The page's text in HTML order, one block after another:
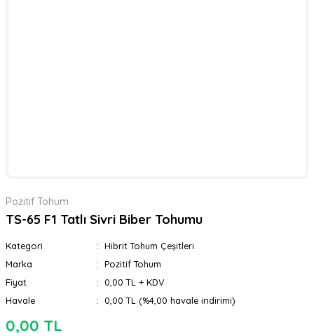
Pozitif Tohum
TS-65 F1 Tatlı Sivri Biber Tohumu
Kategori
Hibrit Tohum Çeşitleri
Marka
Pozitif Tohum
Fiyat
0,00 TL + KDV
Havale
0,00 TL (%4,00 havale indirimi)
0,00 TL